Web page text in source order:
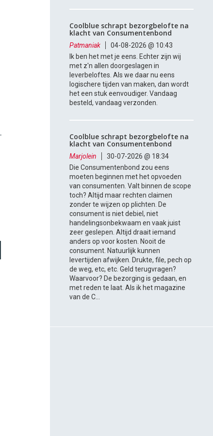
Coolblue schrapt bezorgbelofte na
klacht van Consumentenbond
Patmaniak
04-08-2026 @ 10:43
Ik ben het met je eens. Echter zijn wij
met z'n allen doorgeslagen in
leverbeloftes. Als we daar nu eens
logischere tijden van maken, dan wordt
het een stuk eenvoudiger. Vandaag
besteld, vandaag verzonden.
Coolblue schrapt bezorgbelofte na
klacht van Consumentenbond
Marjolein
30-07-2026 @ 18:34
Die Consumentenbond zou eens
moeten beginnen met het opvoeden
van consumenten. Valt binnen de scope
toch? Altijd maar rechten claimen
zonder te wijzen op plichten. De
consument is niet debiel, niet
handelingsonbekwaam en vaak juist
zeer geslepen. Altijd draait iemand
anders op voor kosten. Nooit de
consument. Natuurlijk kunnen
levertijden afwijken. Drukte, file, pech op
de weg, etc, etc. Geld terugvragen?
Waarvoor? De bezorging is gedaan, en
met reden te laat. Als ik het magazine
van de C...